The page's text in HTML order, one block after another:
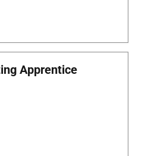
Apprentice